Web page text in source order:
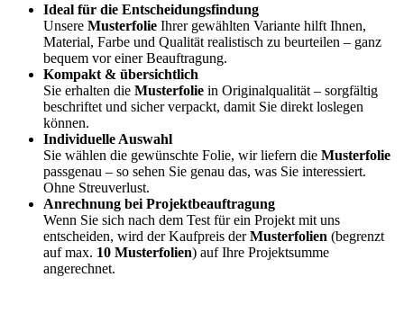
Ideal für die Entscheidungsfindung
Unsere Musterfolie Ihrer gewählten Variante hilft Ihnen,
Material, Farbe und Qualität realistisch zu beurteilen – ganz
bequem vor einer Beauftragung.
Kompakt & übersichtlich
Sie erhalten die Musterfolie in Originalqualität – sorgfältig
beschriftet und sicher verpackt, damit Sie direkt loslegen
können.
Individuelle Auswahl
Sie wählen die gewünschte Folie, wir liefern die Musterfolie
passgenau – so sehen Sie genau das, was Sie interessiert.
Ohne Streuverlust.
Anrechnung bei Projektbeauftragung
Wenn Sie sich nach dem Test für ein Projekt mit uns
entscheiden, wird der Kaufpreis derMusterfolien (begrenzt
auf max. 10 Musterfolien) auf Ihre Projektsumme
angerechnet.